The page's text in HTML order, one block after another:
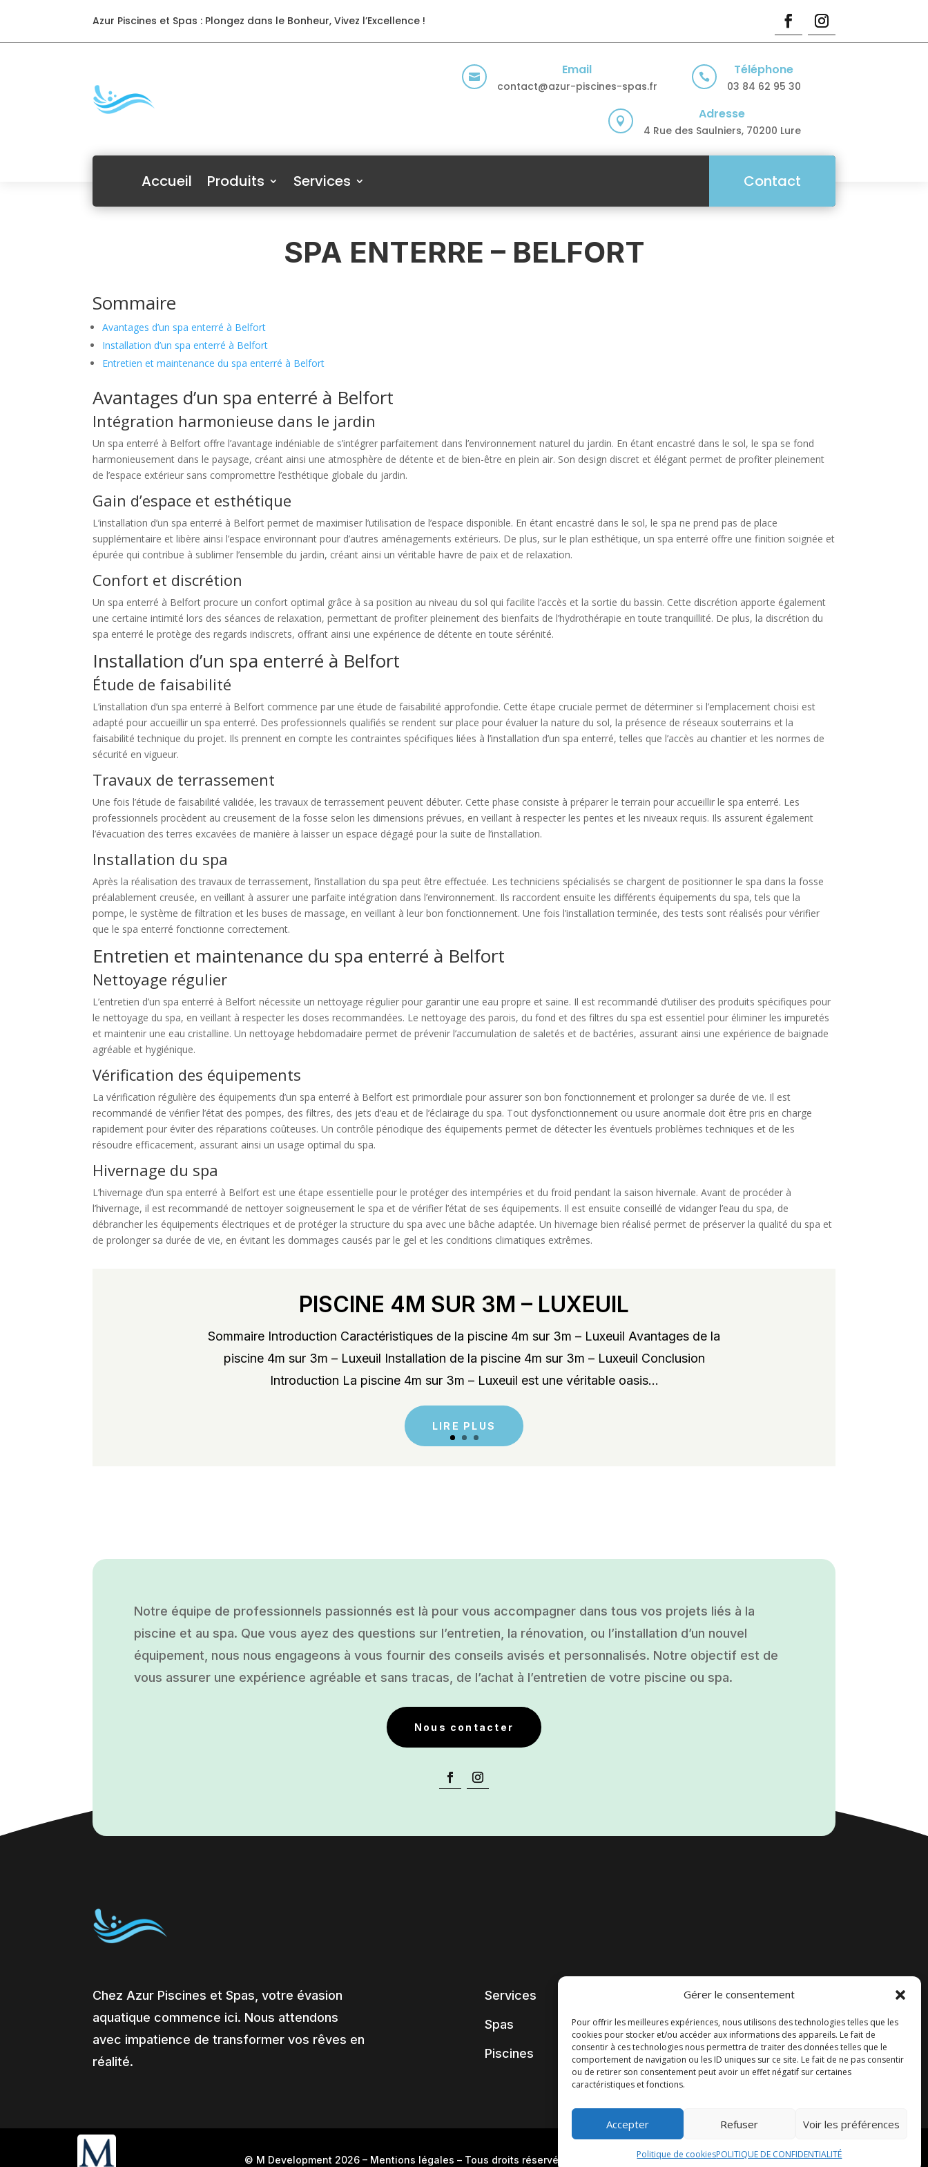
Gérer le consentement
Pour offrir les meilleures expériences, nous utilisons des technologies telles que les
cookies pour stocker et/ou accéder aux informations des appareils. Le fait de
consentir à ces technologies nous permettra de traiter des données telles que le
comportement de navigation ou les ID uniques sur ce site. Le fait de ne pas consentir
ou de retirer son consentement peut avoir un effet négatif sur certaines
caractéristiques et fonctions.
Accepter Refuser Voir les préférences
Politique de cookiesPOLITIQUE DE CONFIDENTIALITÉ
Azur Piscines et Spas : Plongez dans le Bonheur, Vivez l’Excellence !
 Email
contact@azur-piscines-spas.fr
 Téléphone
03 84 62 95 30
 Adresse
4 Rue des Saulniers, 70200 Lure
Accueil Produits Services Contact
SPA ENTERRE – BELFORT
Sommaire
Avantages d’un spa enterré à Belfort
Installation d’un spa enterré à Belfort
Entretien et maintenance du spa enterré à Belfort
Avantages d’un spa enterré à Belfort
Intégration harmonieuse dans le jardin
Un spa enterré à Belfort offre l’avantage indéniable de s’intégrer parfaitement dans l’environnement naturel du jardin. En étant encastré dans le sol, le spa se fond
harmonieusement dans le paysage, créant ainsi une atmosphère de détente et de bien-être en plein air. Son design discret et élégant permet de profiter pleinement
de l’espace extérieur sans compromettre l’esthétique globale du jardin.
Gain d’espace et esthétique
L’installation d’un spa enterré à Belfort permet de maximiser l’utilisation de l’espace disponible. En étant encastré dans le sol, le spa ne prend pas de place
supplémentaire et libère ainsi l’espace environnant pour d’autres aménagements extérieurs. De plus, sur le plan esthétique, un spa enterré offre une finition soignée et
épurée qui contribue à sublimer l’ensemble du jardin, créant ainsi un véritable havre de paix et de relaxation.
Confort et discrétion
Un spa enterré à Belfort procure un confort optimal grâce à sa position au niveau du sol qui facilite l’accès et la sortie du bassin. Cette discrétion apporte également
une certaine intimité lors des séances de relaxation, permettant de profiter pleinement des bienfaits de l’hydrothérapie en toute tranquillité. De plus, la discrétion du
spa enterré le protège des regards indiscrets, offrant ainsi une expérience de détente en toute sérénité.
Installation d’un spa enterré à Belfort
Étude de faisabilité
L’installation d’un spa enterré à Belfort commence par une étude de faisabilité approfondie. Cette étape cruciale permet de déterminer si l’emplacement choisi est
adapté pour accueillir un spa enterré. Des professionnels qualifiés se rendent sur place pour évaluer la nature du sol, la présence de réseaux souterrains et la
faisabilité technique du projet. Ils prennent en compte les contraintes spécifiques liées à l’installation d’un spa enterré, telles que l’accès au chantier et les normes de
sécurité en vigueur.
Travaux de terrassement
Une fois l’étude de faisabilité validée, les travaux de terrassement peuvent débuter. Cette phase consiste à préparer le terrain pour accueillir le spa enterré. Les
professionnels procèdent au creusement de la fosse selon les dimensions prévues, en veillant à respecter les pentes et les niveaux requis. Ils assurent également
l’évacuation des terres excavées de manière à laisser un espace dégagé pour la suite de l’installation.
Installation du spa
Après la réalisation des travaux de terrassement, l’installation du spa peut être effectuée. Les techniciens spécialisés se chargent de positionner le spa dans la fosse
préalablement creusée, en veillant à assurer une parfaite intégration dans l’environnement. Ils raccordent ensuite les différents équipements du spa, tels que la
pompe, le système de filtration et les buses de massage, en veillant à leur bon fonctionnement. Une fois l’installation terminée, des tests sont réalisés pour vérifier
que le spa enterré fonctionne correctement.
Entretien et maintenance du spa enterré à Belfort
Nettoyage régulier
L’entretien d’un spa enterré à Belfort nécessite un nettoyage régulier pour garantir une eau propre et saine. Il est recommandé d’utiliser des produits spécifiques pour
le nettoyage du spa, en veillant à respecter les doses recommandées. Le nettoyage des parois, du fond et des filtres du spa est essentiel pour éliminer les impuretés
et maintenir une eau cristalline. Un nettoyage hebdomadaire permet de prévenir l’accumulation de saletés et de bactéries, assurant ainsi une expérience de baignade
agréable et hygiénique.
Vérification des équipements
La vérification régulière des équipements d’un spa enterré à Belfort est primordiale pour assurer son bon fonctionnement et prolonger sa durée de vie. Il est
recommandé de vérifier l’état des pompes, des filtres, des jets d’eau et de l’éclairage du spa. Tout dysfonctionnement ou usure anormale doit être pris en charge
rapidement pour éviter des réparations coûteuses. Un contrôle périodique des équipements permet de détecter les éventuels problèmes techniques et de les
résoudre efficacement, assurant ainsi un usage optimal du spa.
Hivernage du spa
L’hivernage d’un spa enterré à Belfort est une étape essentielle pour le protéger des intempéries et du froid pendant la saison hivernale. Avant de procéder à
l’hivernage, il est recommandé de nettoyer soigneusement le spa et de vérifier l’état de ses équipements. Il est ensuite conseillé de vidanger l’eau du spa, de
débrancher les équipements électriques et de protéger la structure du spa avec une bâche adaptée. Un hivernage bien réalisé permet de préserver la qualité du spa et
de prolonger sa durée de vie, en évitant les dommages causés par le gel et les conditions climatiques extrêmes.
PISCINE 4M SUR 3M – LUXEUIL
Sommaire Introduction Caractéristiques de la piscine 4m sur 3m – Luxeuil Avantages de la
piscine 4m sur 3m – Luxeuil Installation de la piscine 4m sur 3m – Luxeuil Conclusion
Introduction La piscine 4m sur 3m – Luxeuil est une véritable oasis...
LIRE PLUS
Notre équipe de professionnels passionnés est là pour vous accompagner dans tous vos projets liés à la
piscine et au spa. Que vous ayez des questions sur l’entretien, la rénovation, ou l’installation d’un nouvel
équipement, nous nous engageons à vous fournir des conseils avisés et personnalisés. Notre objectif est de
vous assurer une expérience agréable et sans tracas, de l’achat à l’entretien de votre piscine ou spa.
Nous contacter
Chez Azur Piscines et Spas, votre évasion
aquatique commence ici. Nous attendons
avec impatience de transformer vos rêves en
réalité.
Services
Spas
Piscines
Accueil
Contact
Blog
© M Development 2026– Mentions légales – Tous droits réservés –